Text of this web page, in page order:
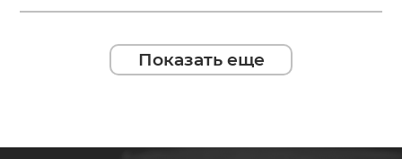
Показать еще